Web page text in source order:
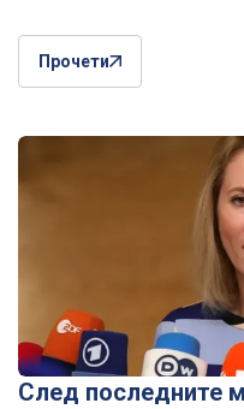
Прочети
След последните